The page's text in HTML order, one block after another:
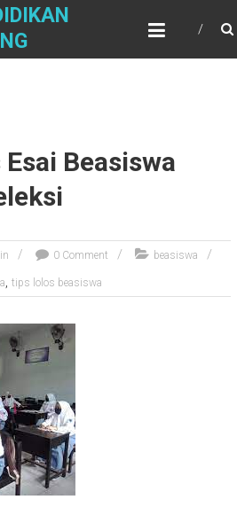
Beasiswa
0 Comment beasiswa
, tips lolos beasiswa